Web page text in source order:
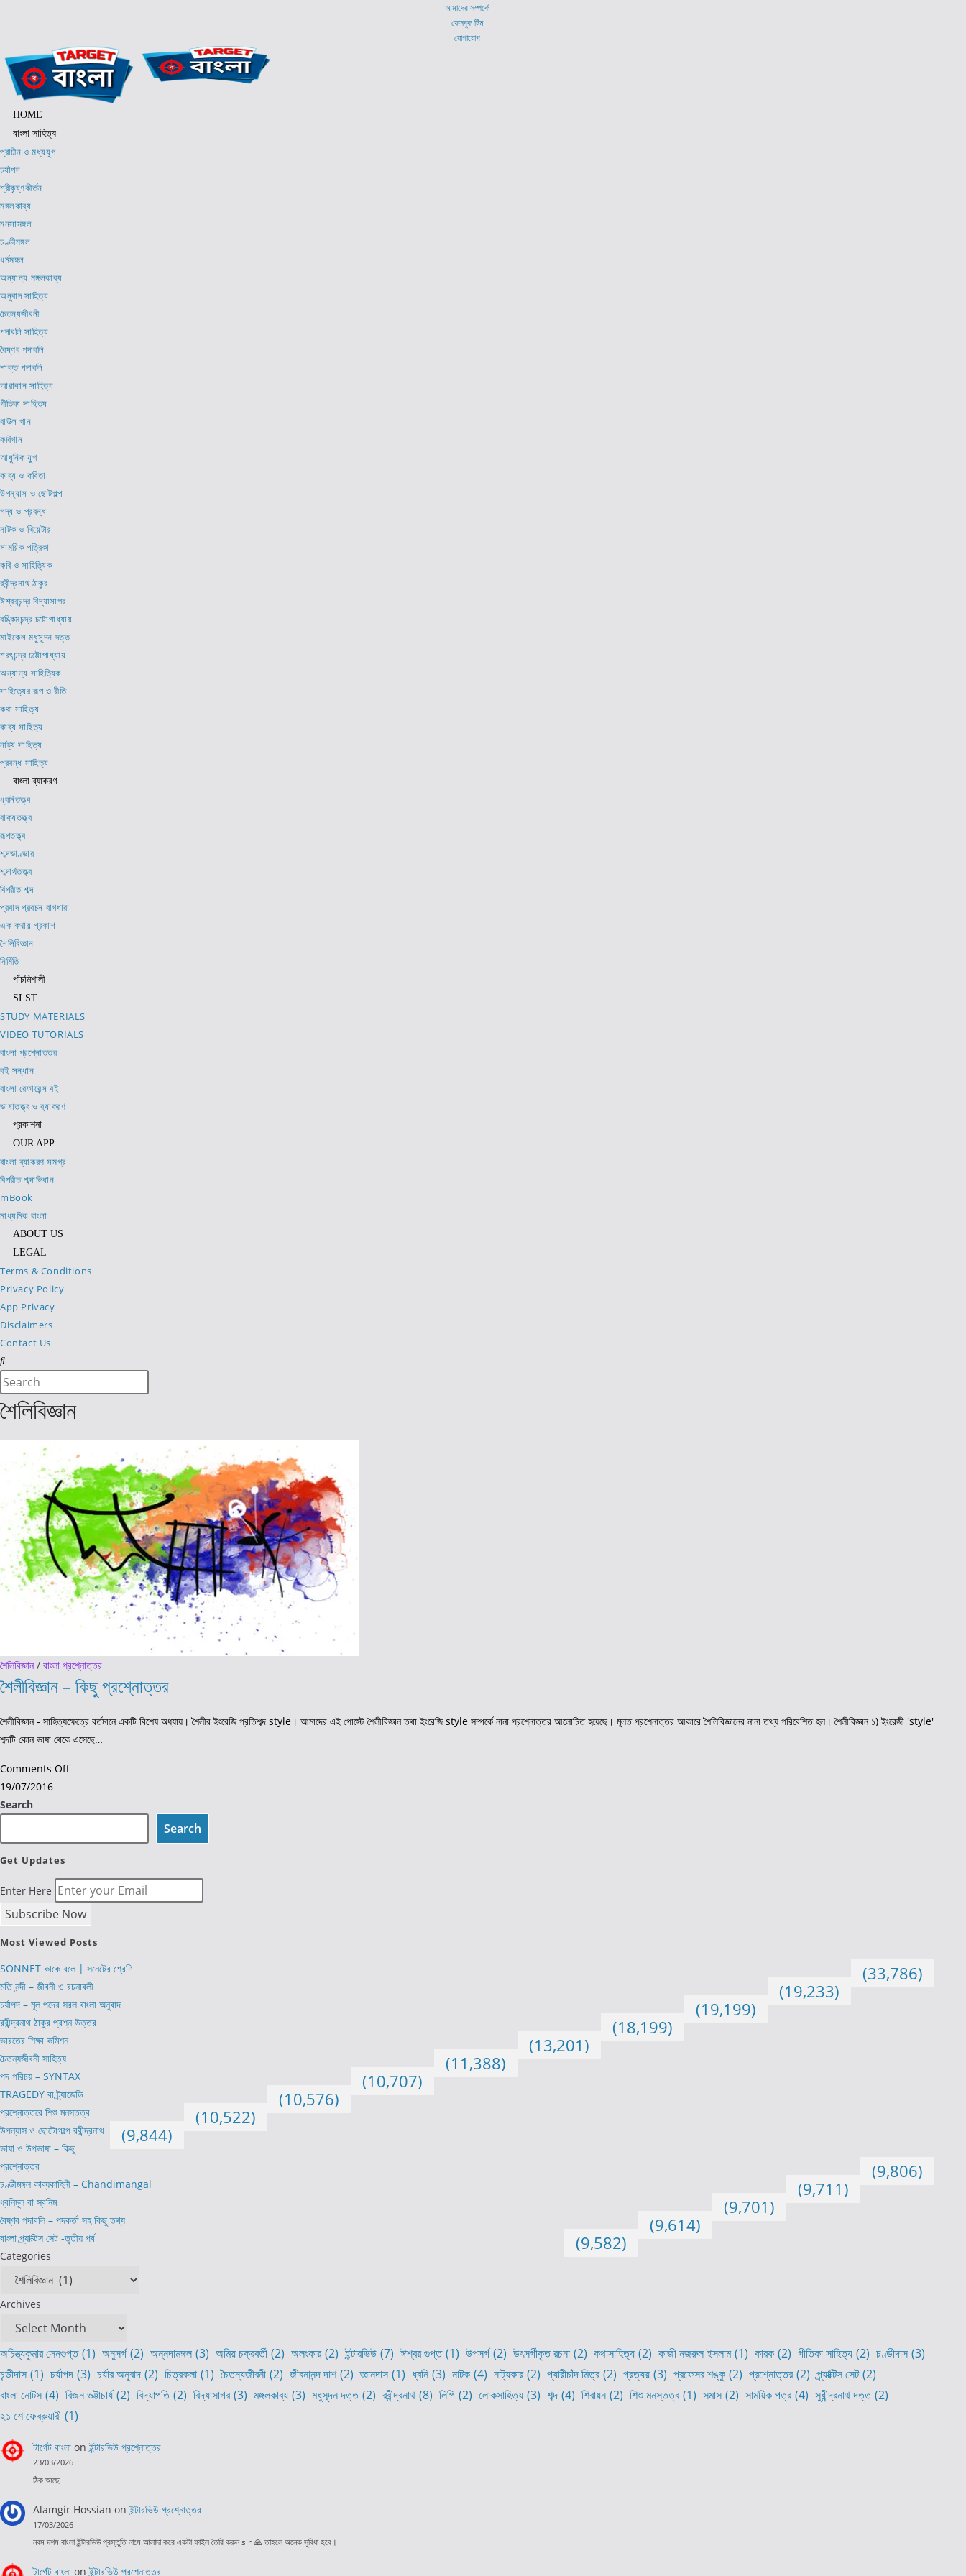
আমাদের সম্পর্কে
ফেসবুক টিম
যোগাযোগ
HOME
বাংলা সাহিত্য
প্রাচীন ও মধ্যযুগ
চর্যাপদ
শ্রীকৃষ্ণকীর্তন
মঙ্গলকাব্য
মনসামঙ্গল
চণ্ডীমঙ্গল
ধর্মমঙ্গল
অন্যান্য মঙ্গলকাব্য
অনুবাদ সাহিত্য
চৈতন্যজীবনী
পদাবলি সাহিত্য
বৈষ্ণব পদাবলি
শাক্ত পদাবলি
আরাকান সাহিত্য
গীতিকা সাহিত্য
বাউল গান
কবিগান
আধুনিক যুগ
কাব্য ও কবিতা
উপন্যাস ও ছোটগল্প
গদ্য ও প্রবন্ধ
নাটক ও থিয়েটার
সাময়িক পত্রিকা
কবি ও সাহিত্যিক
রবীন্দ্রনাথ ঠাকুর
ঈশ্বরচন্দ্র বিদ্যাসাগর
বঙ্কিমচন্দ্র চট্টোপাধ্যায়
মাইকেল মধুসূদন দত্ত
শরৎচন্দ্র চট্টোপাধ্যায়
অন্যান্য সাহিত্যিক
সাহিত্যের রূপ ও রীতি
কথা সাহিত্য
কাব্য সাহিত্য
নাট্য সাহিত্য
প্রবন্ধ সাহিত্য
বাংলা ব্যাকরণ
ধ্বনিতত্ত্ব
বাক্যতত্ত্ব
রূপতত্ত্ব
শব্দভাণ্ডার
শব্দার্থতত্ত্ব
বিপরীত শব্দ
প্রবাদ প্রবচন বাগধারা
এক কথায় প্রকাশ
শৈলিবিজ্ঞান
নির্মিতি
পাঁচমিশালী
SLST
STUDY MATERIALS
VIDEO TUTORIALS
বাংলা প্রশ্নোত্তর
বই সন্ধান
বাংলা রেফারেন্স বই
ভাষাতত্ত্ব ও ব্যাকরণ
প্রকাশনা
OUR APP
বাংলা ব্যাকরণ সমগ্র
বিপরীত শব্দাভিধান
mBook
মাধ্যমিক বাংলা
ABOUT US
LEGAL
Terms & Conditions
Privacy Policy
App Privacy
Disclaimers
Contact Us
Search
this
website
Escape
search
panel.
শৈলিবিজ্ঞান
শৈলিবিজ্ঞান/ বাংলা প্রশ্নোত্তর
শৈলীবিজ্ঞান – কিছু প্রশ্নোত্তর
শৈলীবিজ্ঞান - সাহিত্যক্ষেত্রে বর্তমানে একটি বিশেষ অধ্যায়। শৈলীর ইংরেজি প্রতিশব্দ style। আমাদের এই পোস্টে শৈলীবিজ্ঞান তথা ইংরেজি style সম্পর্কে নানা প্রশ্নোত্তর আলোচিত হয়েছে। মূলত প্রশ্নোত্তর আকারে শৈলিবিজ্ঞানের নানা তথ্য পরিবেশিত হল। শৈলীবিজ্ঞান ১) ইংরেজী 'style'
শব্দটি কোন ভাষা থেকে এসেছে…
Comments Offon
প্রশ্নোত্তর
19/07/2016
Search
Search
Get Updates
Enter Here
Most Viewed Posts
SONNET কাকে বলে | সনেটের শ্রেণি (33,786)
মতি নন্দী – জীবনী ও রচনাবলী (19,233)
চর্যাপদ – মূল পদের সরল বাংলা অনুবাদ (19,199)
রবীন্দ্রনাথ ঠাকুর প্রশ্ন উত্তর (18,199)
ভারতের শিক্ষা কমিশন (13,201)
চৈতন্যজীবনী সাহিত্য (11,388)
পদ পরিচয় – SYNTAX (10,707)
TRAGEDY বা ট্র্যাজেডি (10,576)
প্রশ্নোত্তরে শিশু মনস্তত্ব (10,522)
উপন্যাস ও ছোটোগল্পে রবীন্দ্রনাথ (9,844)
ভাষা ও উপভাষা – কিছু
প্রশ্নোত্তর
(9,806)
চণ্ডীমঙ্গল কাব্যকাহিনী – Chandimangal (9,711)
ধ্বনিমূল বা স্বনিম (9,701)
বৈষ্ণব পদাবলি – পদকর্তা সহ কিছু তথ্য (9,614)
বাংলা প্র্যাক্টিস সেট -তৃতীয় পর্ব (9,582)
Categories
Archives
অচিন্ত্যকুমার সেনগুপ্ত (1) অনুসর্গ (2) অন্নদামঙ্গল (3) অমিয় চক্রবর্তী (2) অলংকার (2) ইন্টারভিউ (7) ঈশ্বর গুপ্ত (1) উপসর্গ (2) উৎসর্গীকৃত রচনা (2) কথাসাহিত্য (2) কাজী নজরুল ইসলাম (1) কারক (2) গীতিকা সাহিত্য (2) চণ্ডীদাস (3)
চন্ডীদাস (1) চর্যাপদ (3) চর্যার অনুবাদ (2) চিত্রকলা (1) চৈতন্যজীবনী (2) জীবনানন্দ দাশ (2) জ্ঞানদাস (1) ধ্বনি (3) নাটক (4) নাট্যকার (2) প্যারীচাঁদ মিত্র (2) প্রত্যয় (3) প্রফেসর শঙ্কু (2) প্রশ্নোত্তর (2) প্র্যাক্টিস সেট (2)
বাংলা নোটস (4) বিজন ভট্টাচার্য (2) বিদ্যাপতি (2) বিদ্যাসাগর (3) মঙ্গলকাব্য (3) মধুসূদন দত্ত (2) রবীন্দ্রনাথ (8) লিপি (2) লোকসাহিত্য (3) শব্দ (4) শিবায়ন (2) শিশু মনস্তত্ব (1) সমাস (2) সাময়িক পত্র (4) সুধীন্দ্রনাথ দত্ত (2)
২১ শে ফেব্রুয়ারী (1)
টার্গেট বাংলাonইন্টারভিউ প্রশ্নোত্তর
23/03/2026
ঠিক আছে
Alamgir Hossian onইন্টারভিউ প্রশ্নোত্তর
17/03/2026
নবম দশম বাংলা ইন্টারভিউ প্রস্তুতি নামে আলাদা করে একটা ফাইল তৈরি করুন sir 🙏 তাহলে অনেক সুবিধা হবে।
টার্গেট বাংলাonইন্টারভিউ প্রশ্নোত্তর